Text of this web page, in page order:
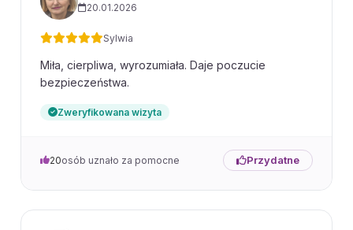
20.01.2026
Sylwia
Miła, cierpliwa, wyrozumiała. Daje poczucie
bezpieczeństwa.
Zweryfikowana wizyta
20osób uznało za pomocne Przydatne